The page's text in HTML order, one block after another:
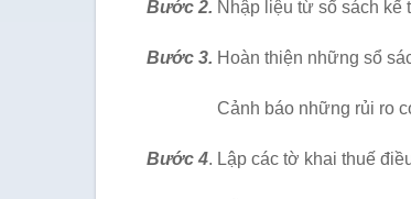
Bước 2. Nhập liệu từ sổ sách kế
Bước 3. Hoàn thiện những sổ
Cảnh báo những rủi ro có
Bước 4. Lập các tờ khai thuế